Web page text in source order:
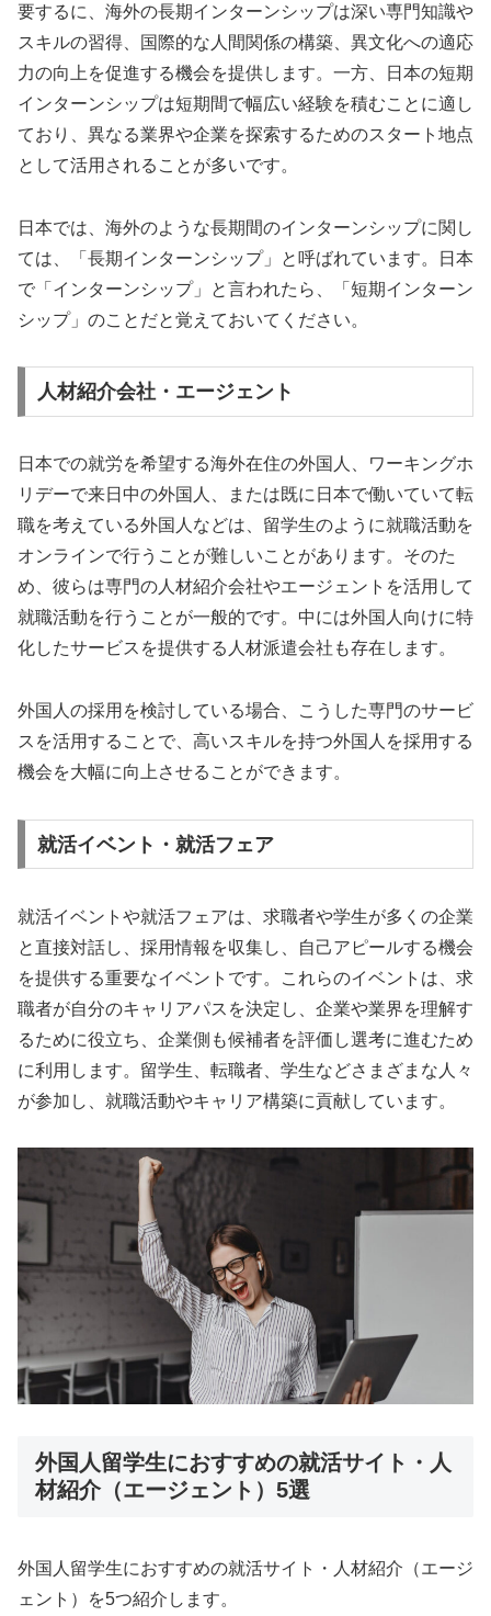
要するに、海外の長期インターンシップは深い専門知識や
スキルの習得、国際的な人間関係の構築、異文化への適応
力の向上を促進する機会を提供します。一方、日本の短期
インターンシップは短期間で幅広い経験を積むことに適し
ており、異なる業界や企業を探索するためのスタート地点
として活用されることが多いです。
日本では、海外のような長期間のインターンシップに関し
ては、「長期インターンシップ」と呼ばれています。日本
で「インターンシップ」と言われたら、「短期インターン
シップ」のことだと覚えておいてください。
人材紹介会社・エージェント
日本での就労を希望する海外在住の外国人、ワーキングホ
リデーで来日中の外国人、または既に日本で働いていて転
職を考えている外国人などは、留学生のように就職活動を
オンラインで行うことが難しいことがあります。そのた
め、彼らは専門の人材紹介会社やエージェントを活用して
就職活動を行うことが一般的です。中には外国人向けに特
化したサービスを提供する人材派遣会社も存在します。
外国人の採用を検討している場合、こうした専門のサービ
スを活用することで、高いスキルを持つ外国人を採用する
機会を大幅に向上させることができます。
就活イベント・就活フェア
就活イベントや就活フェアは、求職者や学生が多くの企業
と直接対話し、採用情報を収集し、自己アピールする機会
を提供する重要なイベントです。これらのイベントは、求
職者が自分のキャリアパスを決定し、企業や業界を理解す
るために役立ち、企業側も候補者を評価し選考に進むため
に利用します。留学生、転職者、学生などさまざまな人々
が参加し、就職活動やキャリア構築に貢献しています。
外国人留学生におすすめの就活サイト・人
材紹介（エージェント）5選
外国人留学生におすすめの就活サイト・人材紹介（エージ
ェント）を5つ紹介します。